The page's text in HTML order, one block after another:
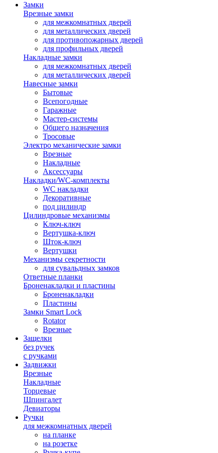
Замки
Врезные замки
для межкомнатных дверей
для металлических дверей
для противопожарных дверей
для профильных дверей
Накладные замки
для межкомнатных дверей
для металлических дверей
Навесные замки
Бытовые
Всепогодные
Гаражные
Мастер-системы
Общего назначения
Тросовые
Электро механические замки
Врезные
Накладные
Аксессуары
Накладки/WC-комплекты
WC накладки
Декоративные
под цилиндр
Цилиндровые механизмы
Ключ-ключ
Вертушка-ключ
Шток-ключ
Вертушки
Механизмы секретности
для сувальдных замков
Ответные планки
Броненакладки и пластины
Броненакладки
Пластины
Замки Smart Lock
Rotator
Врезные
Защелки
без ручек
с ручками
Задвижки
Врезные
Накладные
Торцевые
Шпингалет
Девиаторы
Ручки
для межкомнатных дверей
на планке
на розетке